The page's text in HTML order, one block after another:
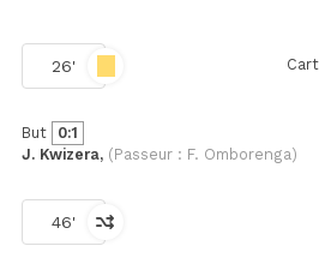
26'
But
0:1
J. Kwizera, (Passeur : F. Omborenga)
46'